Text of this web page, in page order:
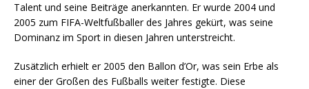
Talent und seine Beiträge anerkannten. Er wurde 2004 und
2005 zum FIFA-Weltfußballer des Jahres gekürt, was seine
Dominanz im Sport in diesen Jahren unterstreicht.
Zusätzlich erhielt er 2005 den Ballon d’Or, was sein Erbe als
einer der Großen des Fußballs weiter festigte. Diese